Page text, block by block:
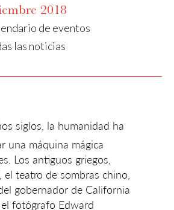
2018
de eventos
las noticias
siglos, la humanidad ha
una máquina mágica
Los antiguos griegos,
el teatro de sombras chino,
gobernador de California
fotógrafo Edward